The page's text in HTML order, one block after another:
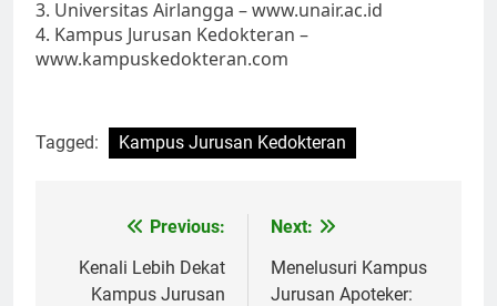
3. Universitas Airlangga – www.unair.ac.id
4. Kampus Jurusan Kedokteran –
www.kampuskedokteran.com
Tagged: Kampus Jurusan Kedokteran
navigation
Previous:
Kenali Lebih Dekat
Kampus Jurusan
Next:
Menelusuri Kampus
Jurusan Apoteker: